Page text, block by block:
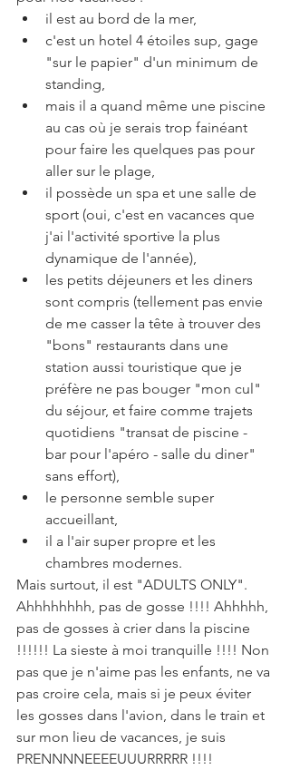
il est au bord de la mer,
c'est un hotel 4 étoiles sup, gage
"sur le papier" d'un minimum de
standing,
mais il a quand même une piscine
au cas où je serais trop fainéant
pour faire les quelques pas pour
aller sur le plage,
il possède un spa et une salle de
sport (oui, c'est en vacances que
j'ai l'activité sportive la plus
dynamique de l'année),
les petits déjeuners et les diners
sont compris (tellement pas envie
de me casser la tête à trouver des
"bons" restaurants dans une
station aussi touristique que je
préfère ne pas bouger "mon cul"
du séjour, et faire comme trajets
quotidiens "transat de piscine -
bar pour l'apéro - salle du diner"
sans effort),
le personne semble super
accueillant,
il a l'air super propre et les
chambres modernes.
Mais surtout, il est "ADULTS ONLY".
Ahhhhhhhh, pas de gosse !!!! Ahhhhh,
pas de gosses à crier dans la piscine
!!!!!! La sieste à moi tranquille !!!! Non
pas que je n'aime pas les enfants, ne va
pas croire cela, mais si je peux éviter
les gosses dans l'avion, dans le train et
sur mon lieu de vacances, je suis
PRENNNNEEEEUUURRRRR !!!!